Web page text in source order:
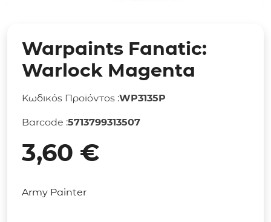
Warpaints Fanatic:
Warlock Magenta
Κωδικός Προϊόντος :WP3135P
Barcode :5713799313507
3,60 €
Army Painter